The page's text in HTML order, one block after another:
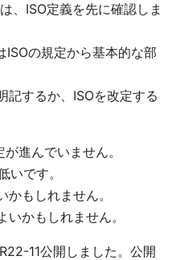
、ISO定義を先に確認しま
ISOの規定から基本的な部
記するか、ISOを改定する
が進んでいません。
いです。
もしれません。
かもしれません。
11公開しました。公開